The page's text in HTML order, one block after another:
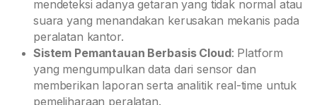
mendeteksi adanya getaran yang tidak normal atau
suara yang menandakan kerusakan mekanis pada
peralatan kantor.
Sistem Pemantauan Berbasis Cloud: Platform
yang mengumpulkan data dari sensor dan
memberikan laporan serta analitik real-time untuk
pemeliharaan peralatan.